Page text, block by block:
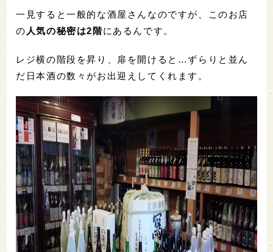
一見すると一般的な酒屋さんなのですが、このお店
の 人気の秘密は2階にあるんです。
レジ横の階段を昇り、扉を開けると…ずらりと並ん
だ日本酒の数々がお出迎えしてくれます。